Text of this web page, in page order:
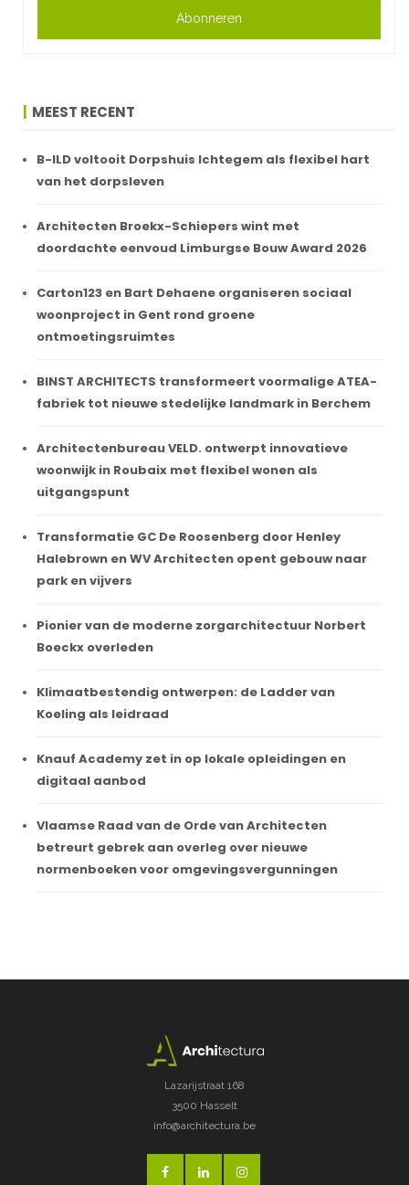
Abonneren
MEEST RECENT
B-ILD voltooit Dorpshuis Ichtegem als flexibel hart
van het dorpsleven
Architecten Broekx-Schiepers wint met
doordachte eenvoud Limburgse Bouw Award 2026
Carton123 en Bart Dehaene organiseren sociaal
woonproject in Gent rond groene
ontmoetingsruimtes
BINST ARCHITECTS transformeert voormalige ATEA-
fabriek tot nieuwe stedelijke landmark in Berchem
Architectenbureau VELD. ontwerpt innovatieve
woonwijk in Roubaix met flexibel wonen als
uitgangspunt
Transformatie GC De Roosenberg door Henley
Halebrown en WV Architecten opent gebouw naar
park en vijvers
Pionier van de moderne zorgarchitectuur Norbert
Boeckx overleden
Klimaatbestendig ontwerpen: de Ladder van
Koeling als leidraad
Knauf Academy zet in op lokale opleidingen en
digitaal aanbod
Vlaamse Raad van de Orde van Architecten
betreurt gebrek aan overleg over nieuwe
normenboeken voor omgevingsvergunningen
Lazarijstraat 168
3500 Hasselt
info@architectura.be